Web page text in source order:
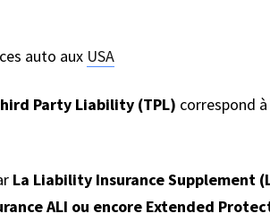
auto aux USA
Party Liability (TPL) correspond
La Liability Insurance Supplement
ALI ou encore Extended